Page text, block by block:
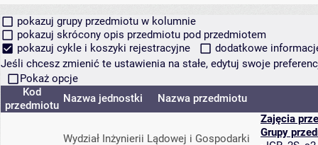
pokazuj grupy przedmiotu w kolumnie
pokazuj skrócony opis przedmiotu pod przedmiotem
pokazuj cykle i koszyki rejestracyjne
dodatkowe
Jeśli chcesz zmienić te ustawienia na stałe, edytuj swoje
Pokaż opcje
Kod
przedmiotu
Nazwa jednostki Nazwa przedmiotu
Wydział Inżynierii Lądowej i Gospodarki
Zajęcia
Grupy